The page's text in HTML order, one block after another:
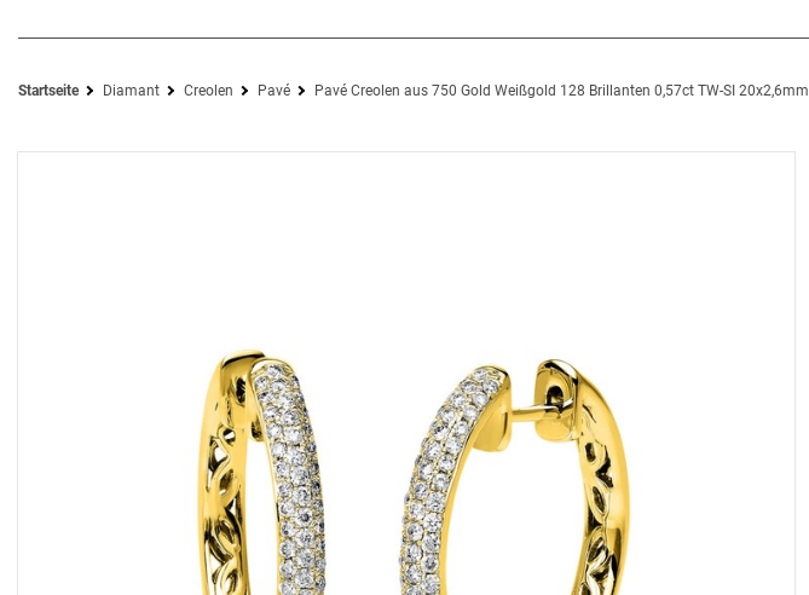
Startseite Diamant Creolen Pavé Pavé Creolen aus 750 Gold Weißgold 128 Brillanten 0,57ct TW-SI 20x2,6mm